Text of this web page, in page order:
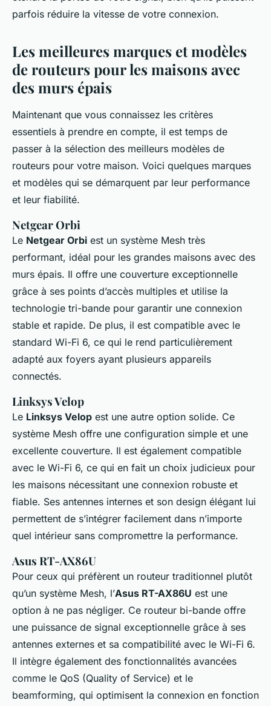
parfois réduire la vitesse de votre connexion.
Les meilleures marques et modèles
de routeurs pour les maisons avec
des murs épais
Maintenant que vous connaissez les critères
essentiels à prendre en compte, il est temps de
passer à la sélection des meilleurs modèles de
routeurs pour votre maison. Voici quelques marques
et modèles qui se démarquent par leur performance
et leur fiabilité.
Netgear Orbi
Le Netgear Orbi est un système Mesh très
performant, idéal pour les grandes maisons avec des
murs épais. Il offre une couverture exceptionnelle
grâce à ses points d’accès multiples et utilise la
technologie tri-bande pour garantir une connexion
stable et rapide. De plus, il est compatible avec le
standard Wi-Fi 6, ce qui le rend particulièrement
adapté aux foyers ayant plusieurs appareils
connectés.
Linksys Velop
Le Linksys Velop est une autre option solide. Ce
système Mesh offre une configuration simple et une
excellente couverture. Il est également compatible
avec le Wi-Fi 6, ce qui en fait un choix judicieux pour
les maisons nécessitant une connexion robuste et
fiable. Ses antennes internes et son design élégant lui
permettent de s’intégrer facilement dans n’importe
quel intérieur sans compromettre la performance.
Asus RT-AX86U
Pour ceux qui préfèrent un routeur traditionnel plutôt
qu’un système Mesh, l’Asus RT-AX86U est une
option à ne pas négliger. Ce routeur bi-bande offre
une puissance de signal exceptionnelle grâce à ses
antennes externes et sa compatibilité avec le Wi-Fi 6.
Il intègre également des fonctionnalités avancées
comme le QoS (Quality of Service) et le
beamforming, qui optimisent la connexion en fonction